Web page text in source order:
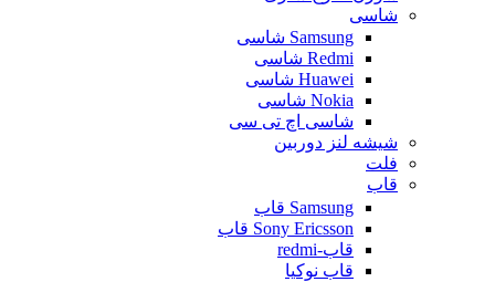
شاسی
Samsung شاسی
Redmi شاسی
Huawei شاسی
Nokia شاسی
شاسی اچ تی سی
شیشه لنز دوربین
فلت
قاب
Samsung قاب
Sony Ericsson قاب
قاب-redmi
قاب نوکیا